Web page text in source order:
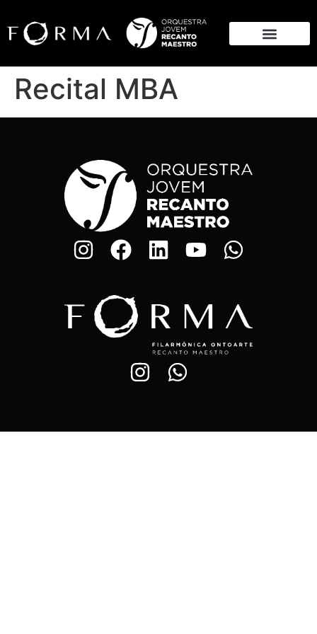
Recital MBA